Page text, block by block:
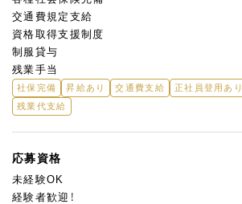
交通費規定支給
資格取得支援制度
制服貸与
残業手当
社保完備 昇給あり 交通費支給 正社員登用あり
残業代支給
応募資格
未経験OK
経験者歓迎！